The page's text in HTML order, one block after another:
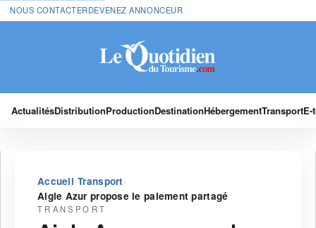
NOUS CONTACTERDEVENEZ ANNONCEUR
ActualitésDistributionProductionDestinationHébergementTransport
Accueil›Transport ›
Aigle Azur propose le paiement partagé
TRANSPORT